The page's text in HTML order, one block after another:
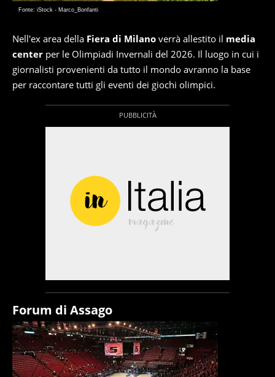
Fonte: iStock - Marco_Bonfanti
Nell'ex area della Fiera di Milano verrà allestito il media
center per le Olimpiadi Invernali del 2026. Il luogo in cui i
giornalisti provenienti da tutto il mondo avranno la base
per raccontare tutti gli eventi dei giochi olimpici.
Forum di Assago